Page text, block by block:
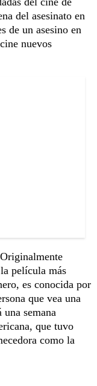
del asesinato en
de un asesino en
nuevos
Originalmente
película más
es conocida por
que vea una
semana
que tuvo
como la